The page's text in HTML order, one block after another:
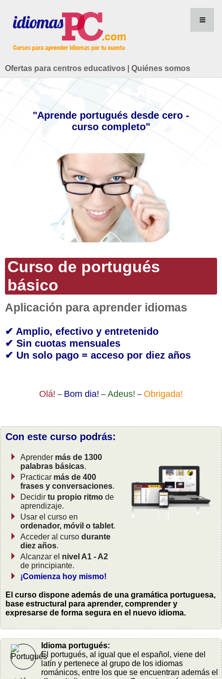
Ofertas para centros educativos Quiénes somos
"Aprende portugués desde cero -
curso completo"
Curso de portugués
básico
Aplicación para aprender idiomas
✔ Amplio, efectivo y entretenido
✔ Sin cuotas mensuales
✔ Un solo pago = acceso por diez años
Olá! – Bom dia! – Adeus! – Obrigada!
Con este curso podrás:
Aprender más de 1300
palabras básicas.
Practicar más de 400
frases y conversaciones.
Decidir tu propio ritmo de
aprendizaje.
Usar el curso en
ordenador, móvil o tablet.
Acceder al curso durante
diez años.
Alcanzar el nivel A1 - A2
de principiante.
¡Comienza hoy mismo!
El curso dispone además de una gramática portuguesa,
base estructural para aprender, comprender y
expresarse de forma segura en el nuevo idioma.
Idioma portugués:
El portugués, al igual que el español, viene del
latín y pertenece al grupo de los idiomas
románicos, entre los que se encuentran además el